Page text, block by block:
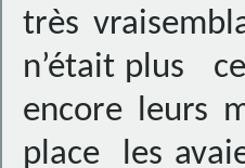
très
n’était plus
encore leurs
place les